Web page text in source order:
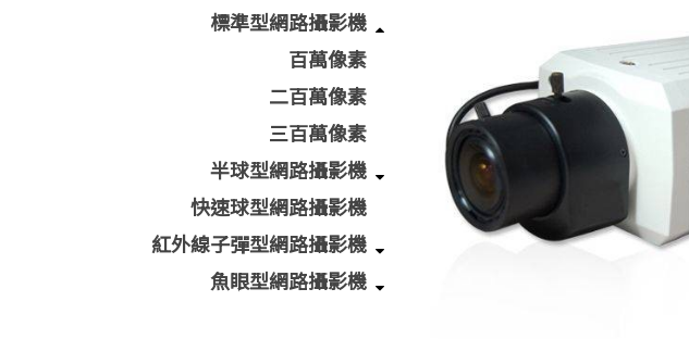
標準型網路攝影機
百萬像素
二百萬像素
三百萬像素
半球型網路攝影機
快速球型網路攝影機
紅外線子彈型網路攝影機
魚眼型網路攝影機